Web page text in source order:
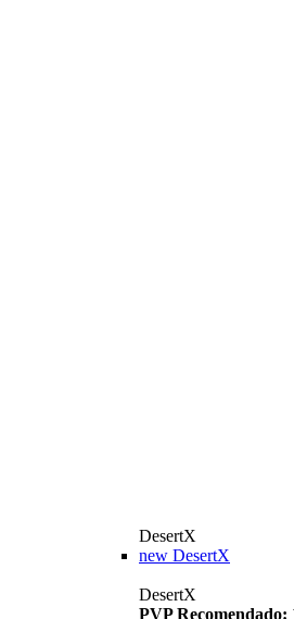
DesertX
new DesertX
DesertX
PVP Recomendado: